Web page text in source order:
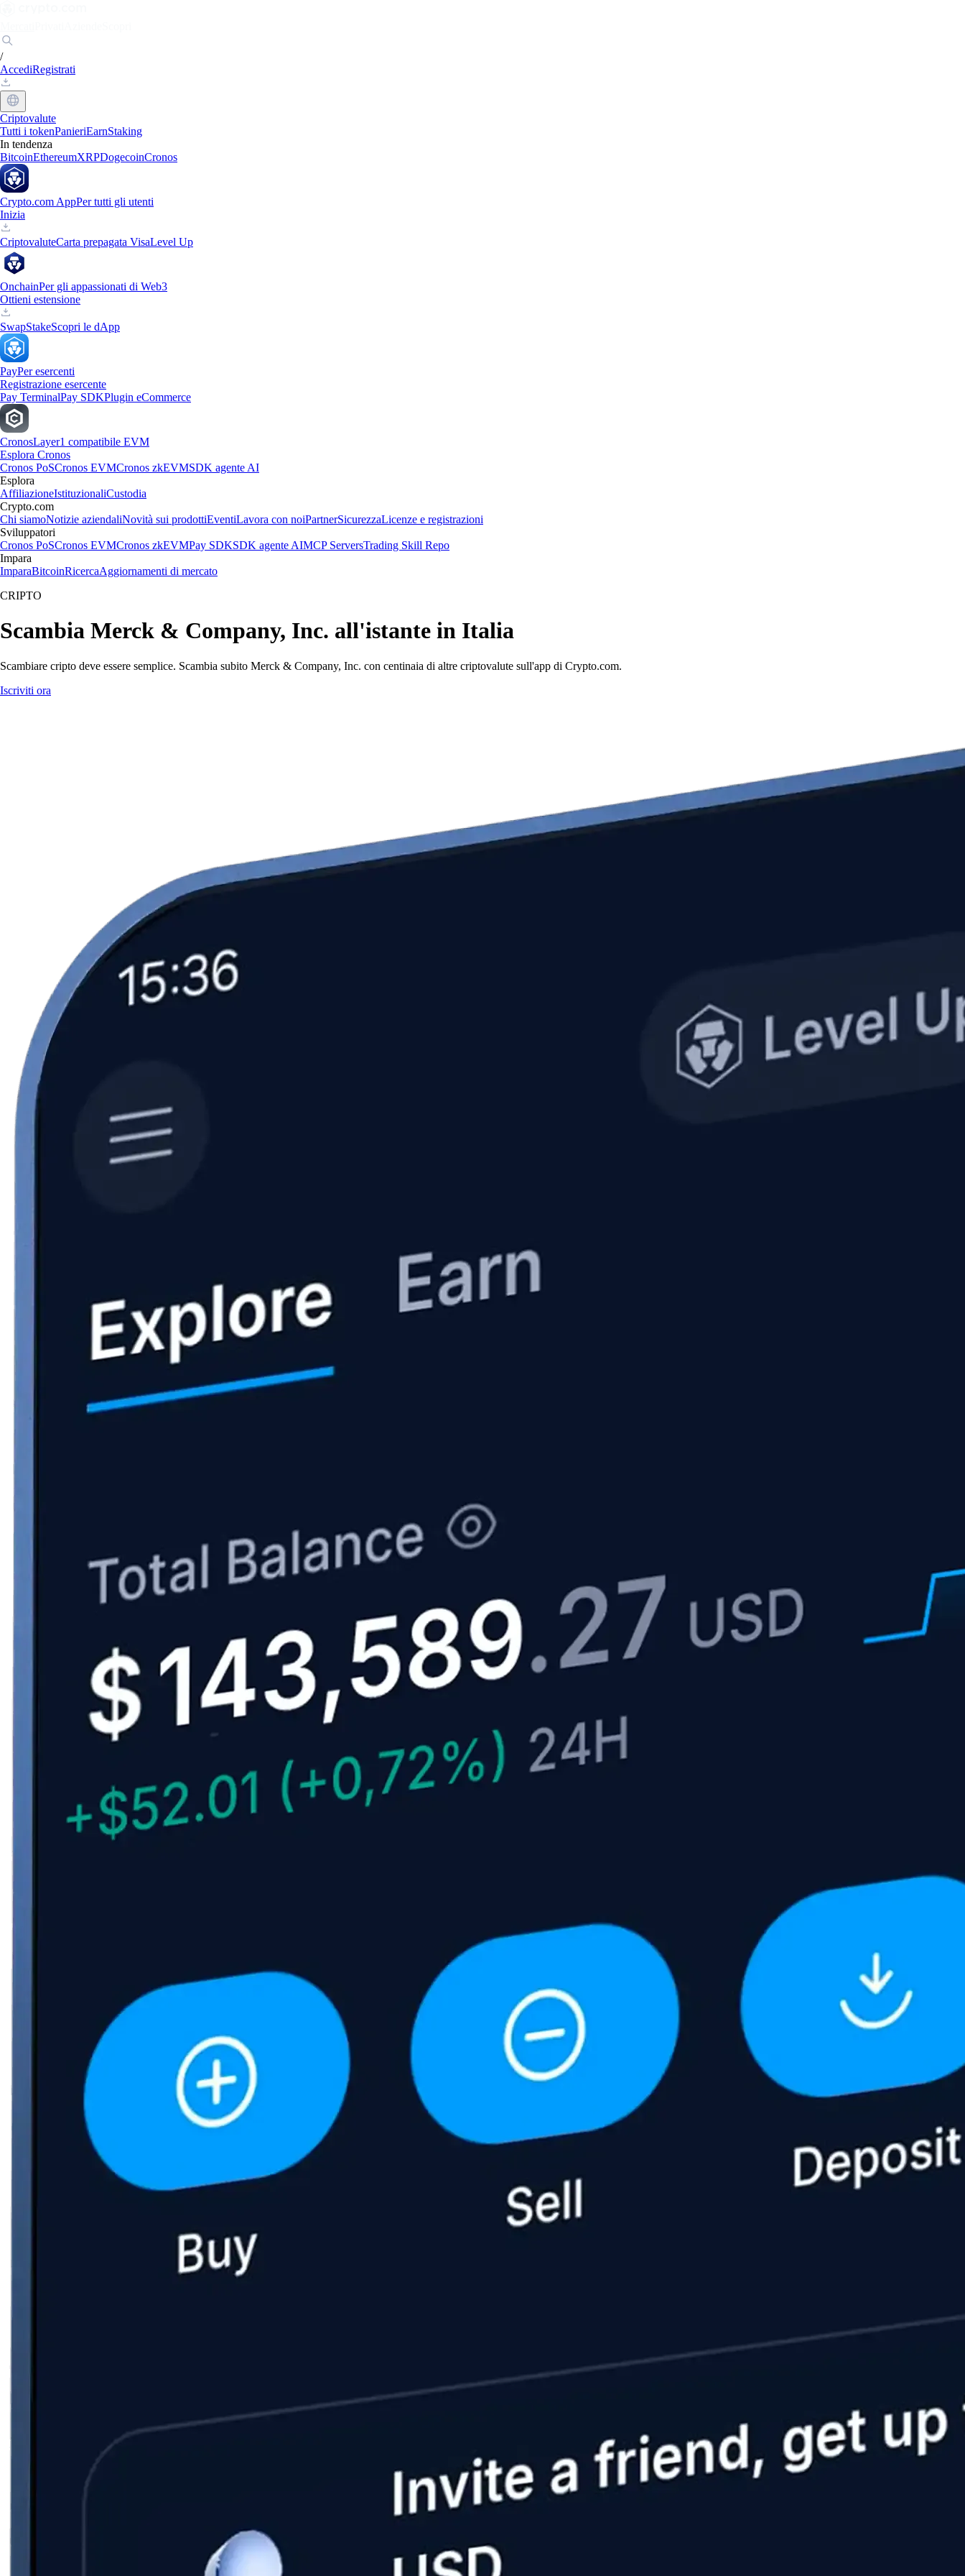
/
AccediRegistrati
Criptovalute
Tutti i tokenPanieriEarnStaking
In tendenza
BitcoinEthereumXRPDogecoinCronos
Crypto.com AppPer tutti gli utenti
Inizia
CriptovaluteCarta prepagata VisaLevel Up
OnchainPer gli appassionati di Web3
Ottieni estensione
SwapStakeScopri le dApp
PayPer esercenti
Registrazione esercente
Pay TerminalPay SDKPlugin eCommerce
CronosLayer1 compatibile EVM
Esplora Cronos
Cronos PoSCronos EVMCronos zkEVMSDK agente AI
Esplora
AffiliazioneIstituzionaliCustodia
Crypto.com
Chi siamoNotizie aziendaliNovità sui prodottiEventiLavora con noiPartnerSicurezzaLicenze e registrazioni
Sviluppatori
Cronos PoSCronos EVMCronos zkEVMPay SDKSDK agente AIMCP ServersTrading Skill Repo
Impara
ImparaBitcoinRicercaAggiornamenti di mercato
CRIPTO
Scambia Merck & Company, Inc. all'istante in Italia
Scambiare cripto deve essere semplice. Scambia subito Merck & Company, Inc. con centinaia di altre criptovalute sull'app di Crypto.com.
Iscriviti ora